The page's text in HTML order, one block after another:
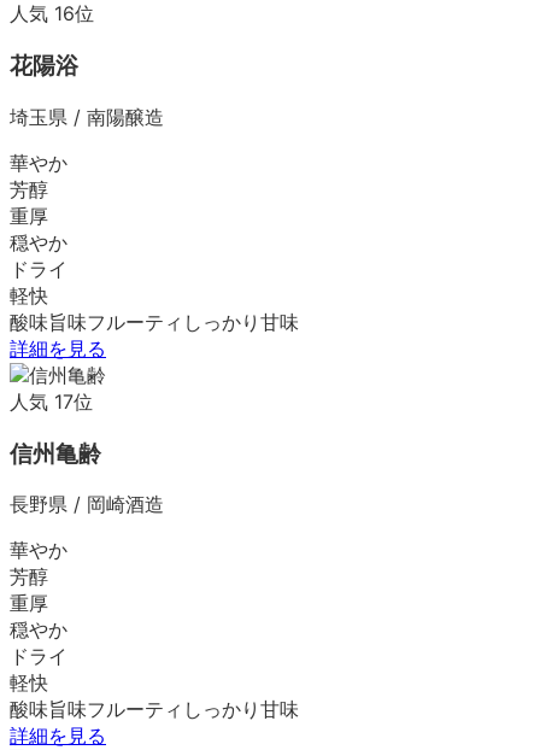
人気 16位
花陽浴
埼玉県 / 南陽醸造
華やか
芳醇
重厚
穏やか
ドライ
軽快
酸味旨味フルーティ しっかり 甘味
詳細を見る
人気 17位
信州亀齢
長野県 / 岡崎酒造
華やか
芳醇
重厚
穏やか
ドライ
軽快
酸味旨味フルーティ しっかり 甘味
詳細を見る